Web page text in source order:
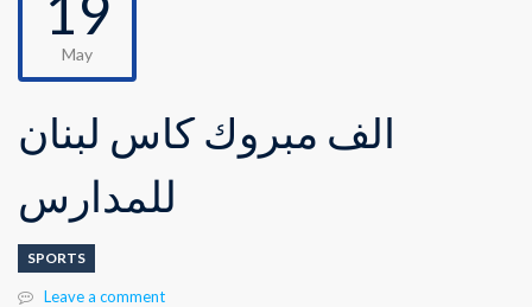
May
الف مبروك كأس لبنان
للمدارس
SPORTS
Leave a comment